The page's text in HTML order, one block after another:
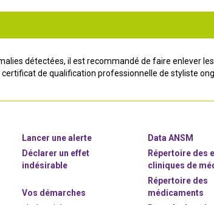
détectées, il est recommandé de faire enlever
certificat de qualification professionnelle de styliste
Lancer une alerte
Déclarer un effet
indésirable
Vos démarches
Data ANSM
Répertoire des
cliniques de
Répertoire des
médicaments